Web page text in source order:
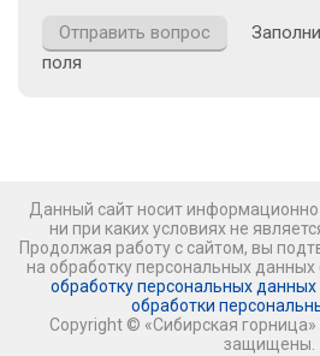
поля
Данный сайт носит
ни при каких условиях не
Продолжая работу с сайтом, вы
на обработку персональных
обработку персональных данных
обработки
Copyright © «Сибирская
защищены.